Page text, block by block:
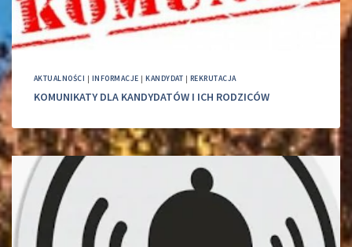
AKTUALNOŚCI | INFORMACJE |KANDYDAT | REKRUTACJA
KOMUNIKATY DLA KANDYDATÓW I ICH RODZICÓW